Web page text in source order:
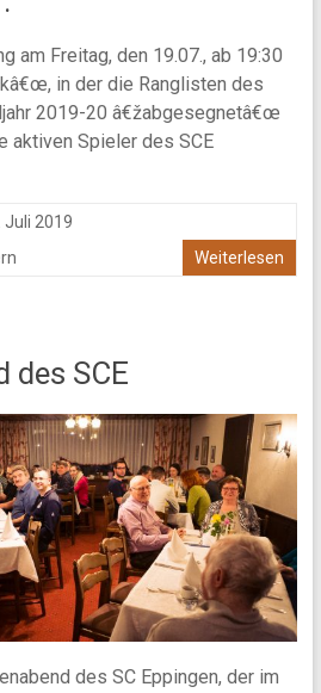
am Freitag, den 19.07., ab 19:30
in der die Ranglisten des
2019-20 â€žabgesegnetâ€œ
aktiven Spieler des SCE
Juli 2019
Weiterlesen
des SCE
des SC Eppingen, der im